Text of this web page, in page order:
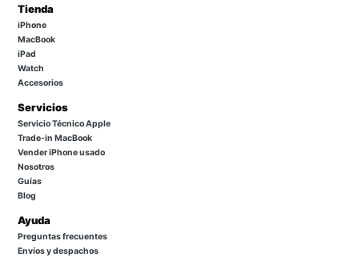
Tienda
iPhone
MacBook
iPad
Watch
Accesorios
Servicios
Servicio Técnico Apple
Trade-in MacBook
Vender iPhone usado
Nosotros
Guías
Blog
Ayuda
Preguntas frecuentes
Envíos y despachos